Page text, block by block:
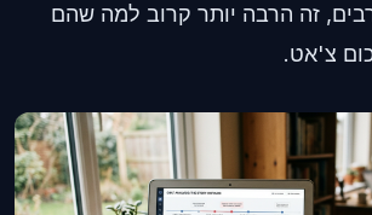
זה הרבה יותר קרוב למה שהם
צ'אט.